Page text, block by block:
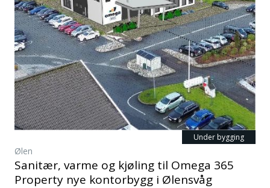
Under bygging
Ølen
Sanitær, varme og kjøling til Omega 365
Property nye kontorbygg i Ølensvåg